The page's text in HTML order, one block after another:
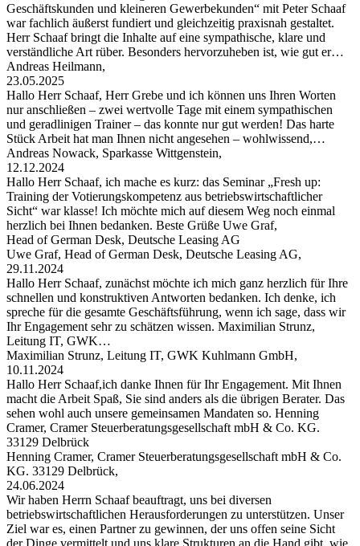
Geschäftskunden und kleineren Gewerbekunden“ mit Peter Schaaf
war fachlich äußerst fundiert und gleichzeitig praxisnah gestaltet.
Herr Schaaf bringt die Inhalte auf eine sympathische, klare und
verständliche Art rüber. Besonders hervorzuheben ist, wie gut er…
Andreas Heilmann,
23.05.2025
Hallo Herr Schaaf, Herr Grebe und ich können uns Ihren Worten
nur anschließen – zwei wertvolle Tage mit einem sympathischen
und geradlinigen Trainer – das konnte nur gut werden! Das harte
Stück Arbeit hat man Ihnen nicht angesehen – wohlwissend,…
Andreas Nowack, Sparkasse Wittgenstein,
12.12.2024
Hallo Herr Schaaf, ich mache es kurz: das Seminar „Fresh up:
Training der Votierungskompetenz aus betriebswirtschaftlicher
Sicht“ war klasse! Ich möchte mich auf diesem Weg noch einmal
herzlich bei Ihnen bedanken. Beste Grüße Uwe Graf,
Head of German Desk, Deutsche Leasing AG
Uwe Graf, Head of German Desk, Deutsche Leasing AG,
29.11.2024
Hallo Herr Schaaf, zunächst möchte ich mich ganz herzlich für Ihre
schnellen und konstruktiven Antworten bedanken. Ich denke, ich
spreche für die gesamte Geschäftsführung, wenn ich sage, dass wir
Ihr Engagement sehr zu schätzen wissen. Maximilian Strunz,
Leitung IT, GWK…
Maximilian Strunz, Leitung IT, GWK Kuhlmann GmbH,
10.11.2024
Hallo Herr Schaaf,ich danke Ihnen für Ihr Engagement. Mit Ihnen
macht die Arbeit Spaß, Sie sind anders als die übrigen Berater. Das
sehen wohl auch unsere gemeinsamen Mandaten so. Henning
Cramer, Cramer Steuerberatungsgesellschaft mbH & Co. KG.
33129 Delbrück
Henning Cramer, Cramer Steuerberatungsgesellschaft mbH & Co.
KG. 33129 Delbrück,
24.06.2024
Wir haben Herrn Schaaf beauftragt, uns bei diversen
betriebswirtschaftlichen Herausforderungen zu unterstützen. Unser
Ziel war es, einen Partner zu gewinnen, der uns offen seine Sicht